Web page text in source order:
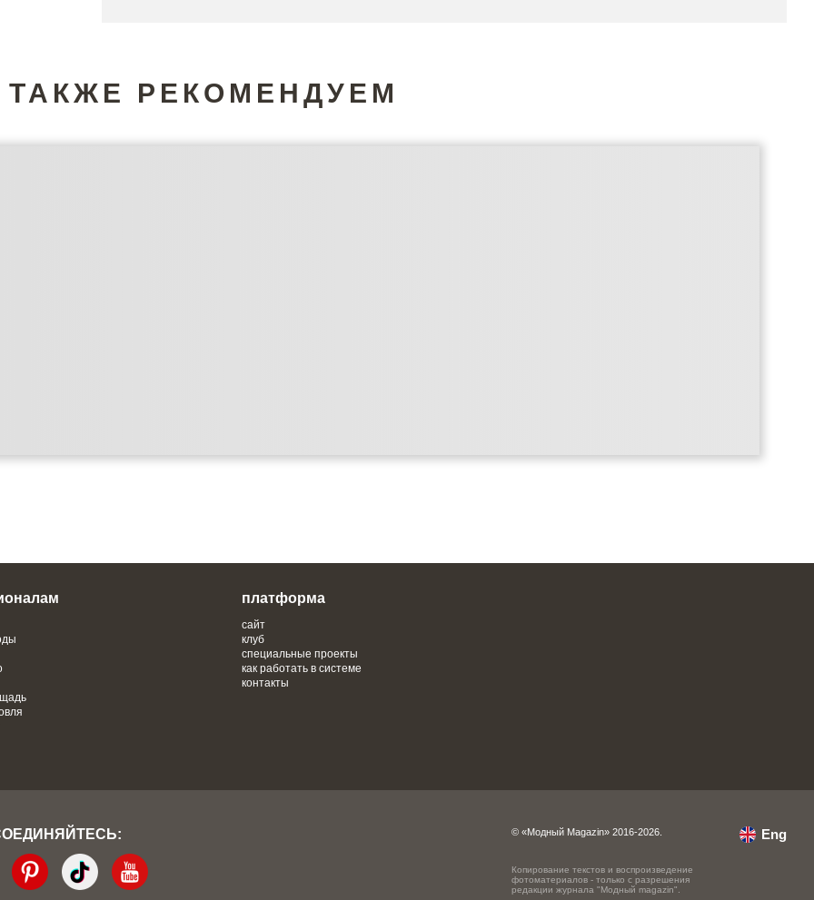
ТАКЖЕ РЕКОМЕНДУЕМ
платформа
сайт
клуб
специальные проекты
как работать в системе
контакты
© «Модный Magazin» 2016-2026.
Копирование текстов и воспроизведение
фотоматериалов - только с разрешения
редакции журнала "Модный magazin".
Eng